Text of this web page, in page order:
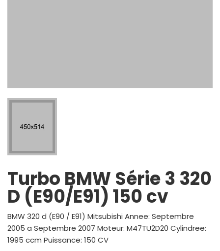
Turbo BMW Série 3 320
D (E90/E91) 150 cv
BMW 320 d (E90 / E91) Mitsubishi Annee: Septembre
2005 a Septembre 2007 Moteur: M47TU2D20 Cylindree:
1995 ccm Puissance: 150 CV